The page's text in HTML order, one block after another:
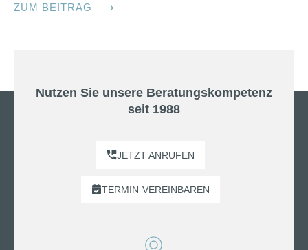
ZUM BEITRAG ⟶
Nutzen Sie unsere Beratungskompetenz
seit 1988
JETZT ANRUFEN
TERMIN VEREINBAREN